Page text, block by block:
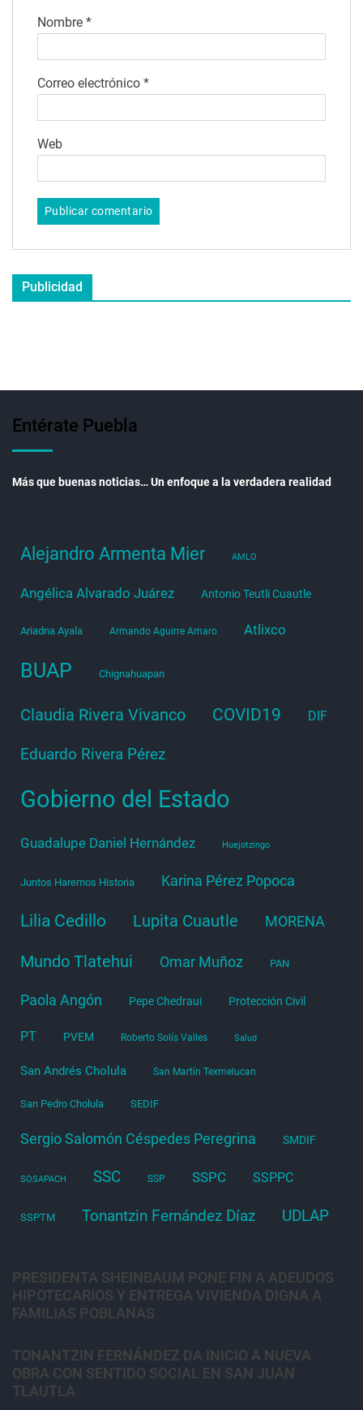
Nombre *
Correo electrónico *
Web
Publicidad
Entérate Puebla
Más que buenas noticias… Un enfoque a la verdadera realidad
Alejandro Armenta Mier AMLO
Angélica Alvarado Juárez Antonio Teutli Cuautle
Ariadna Ayala Armando Aguirre Amaro Atlixco
BUAP Chignahuapan
Claudia Rivera Vivanco COVID19 DIF
Eduardo Rivera Pérez
Gobierno del Estado
Guadalupe Daniel Hernández Huejotzingo
Juntos Haremos Historia Karina Pérez Popoca
Lilia Cedillo Lupita Cuautle MORENA
Mundo Tlatehui Omar Muñoz PAN
Paola Angón Pepe Chedraui Protección Civil
PT PVEM Roberto Solís Valles Salud
San Andrés Cholula San Martín Texmelucan
San Pedro Cholula SEDIF
Sergio Salomón Céspedes Peregrina SMDIF
SOSAPACH SSC SSP SSPC SSPPC
SSPTM Tonantzin Fernández Díaz UDLAP
PRESIDENTA SHEINBAUM PONE FIN A ADEUDOS
HIPOTECARIOS Y ENTREGA VIVIENDA DIGNA A
FAMILIAS POBLANAS
TONANTZIN FERNÁNDEZ DA INICIO A NUEVA
OBRA CON SENTIDO SOCIAL EN SAN JUAN
TLAUTLA